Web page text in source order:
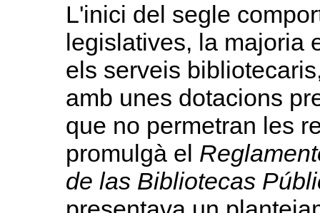
L'inici del segle
legislatives, la majoria
els serveis
amb unes dotacions
que no permetran les
promulgà el
de las Bibliotecas